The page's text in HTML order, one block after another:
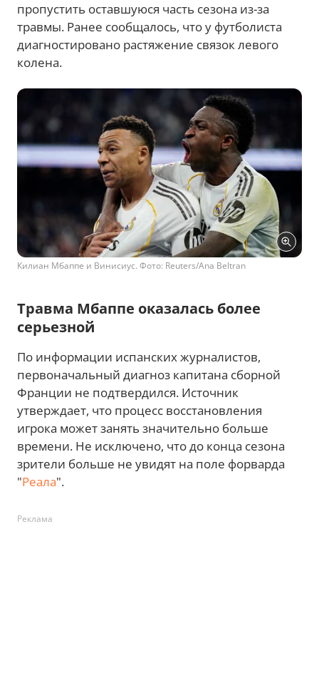
пропустить оставшуюся часть сезона из-за
травмы. Ранее сообщалось, что у футболиста
диагностировано растяжение связок левого
колена.
Килиан Мбаппе и Винисиус. Фото: Reuters/Ana Beltran
Травма Мбаппе оказалась более
серьезной
По информации испанских журналистов,
первоначальный диагноз капитана сборной
Франции не подтвердился. Источник
утверждает, что процесс восстановления
игрока может занять значительно больше
времени. Не исключено, что до конца сезона
зрители больше не увидят на поле форварда
"Реала".
Реклама